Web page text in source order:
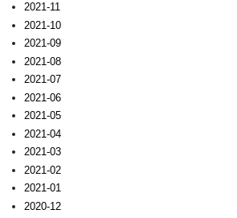
2021-11
2021-10
2021-09
2021-08
2021-07
2021-06
2021-05
2021-04
2021-03
2021-02
2021-01
2020-12